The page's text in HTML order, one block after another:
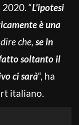
“L’ipotesi
è una
che, se in
soltanto il
ci sarà“, ha
italiano.